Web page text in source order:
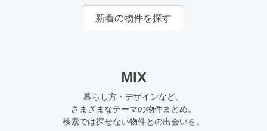
新着の物件を探す
MIX
暮らし方・デザインなど、
さまざまなテーマの物件まとめ。
検索では探せない物件との出会いを。